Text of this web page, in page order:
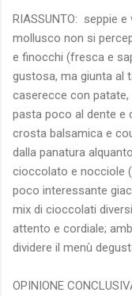
RIASSUNTO: seppie
mollusco non si
e finocchi (fresca e
gustosa, ma giunta al
caserecce con
pasta poco al dente e
crosta balsamica e
dalla panatura
cioccolato e nocciole
poco interessante
mix di cioccolati
attento e cordiale;
dividere il menù
OPINIONE